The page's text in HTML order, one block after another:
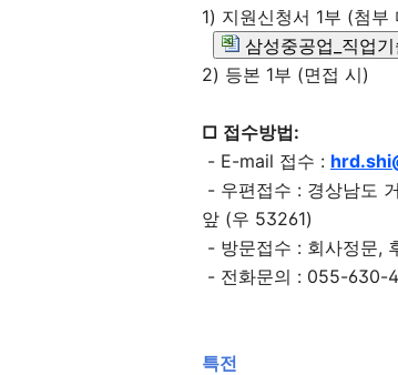
1) 지원신청서 1부 (첨
삼성중공업_직업
2) 등본 1부 (면접 시)
□ 접수방법:
- E-mail 접수 :
- 우편접수 : 경상남도
앞 (우 53261)
- 방문접수 : 회사정문,
- 전화문의 : 055-630-
특전